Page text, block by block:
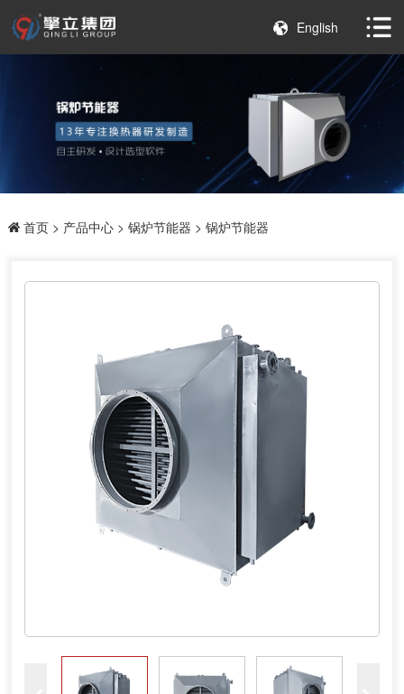
English
首页> 产品中心> 锅炉节能器 > 锅炉节能器